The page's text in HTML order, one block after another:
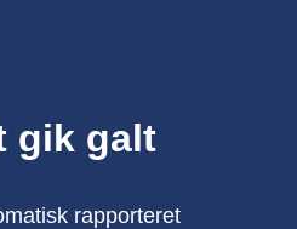
gik galt
rapporteret